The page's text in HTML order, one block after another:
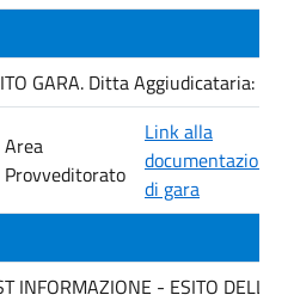
GARA. Ditta Aggiudicataria:
Area
Provveditorato
Link alla
documentazione
di gara
INFORMAZIONE - ESITO